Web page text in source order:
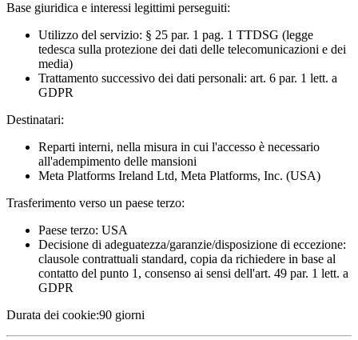
Base giuridica e interessi legittimi perseguiti:
Utilizzo del servizio: § 25 par. 1 pag. 1 TTDSG (legge
tedesca sulla protezione dei dati delle telecomunicazioni e dei
media)
Trattamento successivo dei dati personali: art. 6 par. 1 lett. a
GDPR
Destinatari:
Reparti interni, nella misura in cui l'accesso è necessario
all'adempimento delle mansioni
Meta Platforms Ireland Ltd, Meta Platforms, Inc. (USA)
Trasferimento verso un paese terzo:
Paese terzo: USA
Decisione di adeguatezza/garanzie/disposizione di eccezione:
clausole contrattuali standard, copia da richiedere in base al
contatto del punto 1, consenso ai sensi dell'art. 49 par. 1 lett. a
GDPR
Durata dei cookie:90 giorni